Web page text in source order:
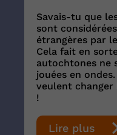
Savais-tu que
sont
étrangères par
Cela fait en
autochtones ne
jouées en
veulent changer
!
Lire plus